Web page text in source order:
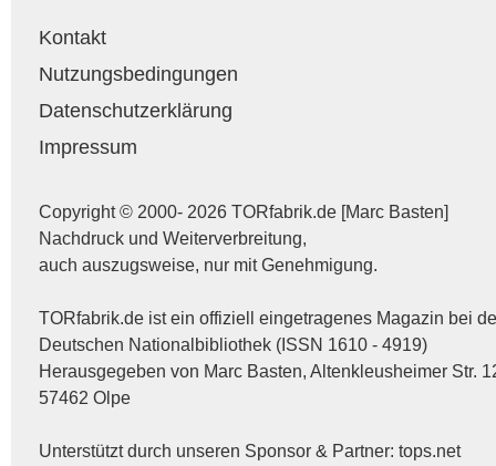
Kontakt
Nutzungsbedingungen
Datenschutzerklärung
Impressum
Copyright © 2000- 2026 TORfabrik.de [Marc Basten]
Nachdruck und Weiterverbreitung,
auch auszugsweise, nur mit Genehmigung.
TORfabrik.de ist ein offiziell eingetragenes Magazin bei
Deutschen Nationalbibliothek (ISSN 1610 - 4919)
Herausgegeben von Marc Basten, Altenkleusheimer Str.
57462 Olpe
Unterstützt durch unseren Sponsor & Partner: tops.net